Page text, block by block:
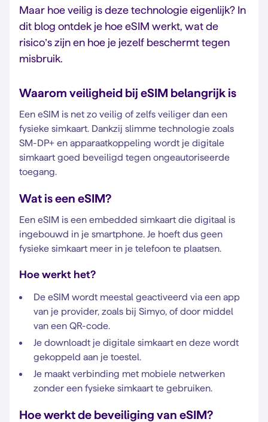
Maar hoe veilig is deze technologie eigenlijk? In
dit blog ontdek je hoe eSIM werkt, wat de
risico’s zijn en hoe je jezelf beschermt tegen
misbruik.
Waarom veiligheid bij eSIM belangrijk is
Een eSIM is net zo veilig of zelfs veiliger dan een
fysieke simkaart. Dankzij slimme technologie zoals
SM-DP+ en apparaatkoppeling wordt je digitale
simkaart goed beveiligd tegen ongeautoriseerde
toegang.
Wat is een eSIM?
Een eSIM is een embedded simkaart die digitaal is
ingebouwd in je smartphone. Je hoeft dus geen
fysieke simkaart meer in je telefoon te plaatsen.
Hoe werkt het?
De eSIM wordt meestal geactiveerd via een app
van je provider, zoals bij Simyo, of door middel
van een QR-code.
Je downloadt je digitale simkaart en deze wordt
gekoppeld aan je toestel.
Je maakt verbinding met mobiele netwerken
zonder een fysieke simkaart te gebruiken.
Hoe werkt de beveiliging van eSIM?